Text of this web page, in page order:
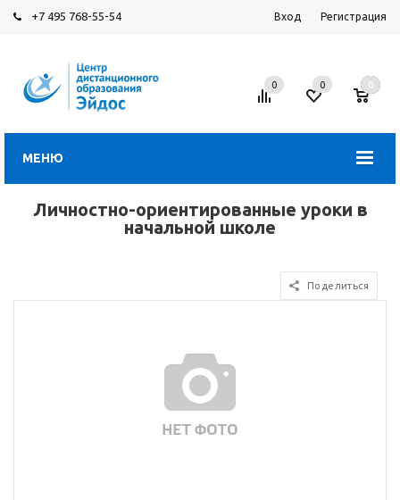
+7 495 768-55-54 Вход Регистрация
МЕНЮ
0 0 0
Личностно-ориентированные уроки в
начальной школе
Поделиться